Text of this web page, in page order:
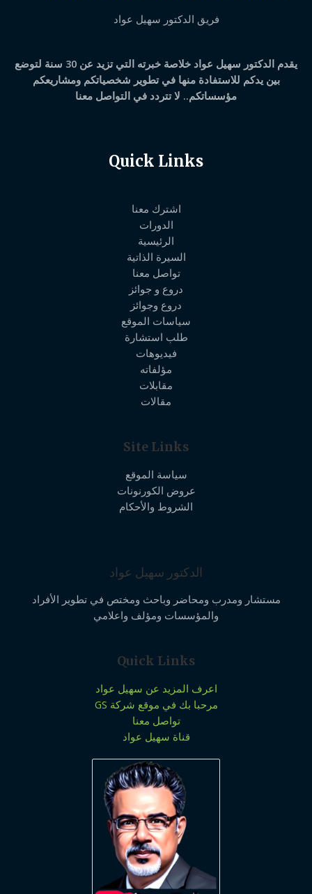
فريق الدكتور سهيل عواد
يقدم الدكتور سهيل عواد خلاصة خبرته التي تزيد عن 30 سنة لتوضع
بين يدكم للاستفادة منها في تطوير شخصياتكم ومشاريعكم
مؤسساتكم.. لا تتردد في التواصل معنا
Quick Links
اشترك معنا
الدورات
الرئيسية
السيرة الذاتية
تواصل معنا
دروع و جوائز
دروع وجوائز
سياسات الموقع
طلب استشارة
فيديوهات
مؤلفاته
مقابلات
مقالات
Site Links
سياسة الموقع
عروض الكورنونات
الشروط والأحكام
الدكتور سهيل عواد
مستشار ومدرب ومحاضر وباحث ومختص في تطوير الأفراد
والمؤسسات ومؤلف واعلامي
Quick Links
اعرف المزيد عن سهيل عواد
مرحبا بك في موقع شركة GS
تواصل معنا
قناة سهيل عواد